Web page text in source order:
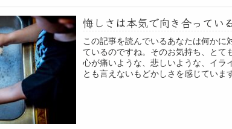
悔しさは本気で向き合ってい
この記事を読んでいるあなたは何かに
ているのですね。そのお気持ち、とて
心が痛いような、悲しいような、イラ
とも言えないもどかしさを感じていま